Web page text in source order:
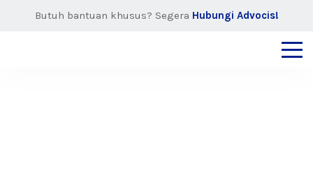
Butuh bantuan khusus? Segera Hubungi Advocis!